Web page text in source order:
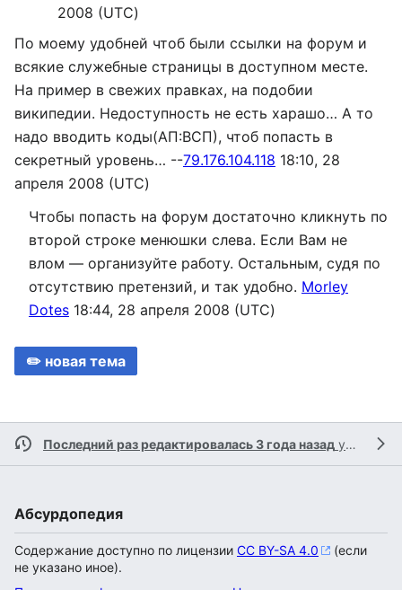
2008 (UTC)
По моему удобней чтоб были ссылки на форум и
всякие служебные страницы в доступном месте.
На пример в свежих правках, на подобии
википедии. Недоступность не есть харашо… А то
надо вводить коды(АП:ВСП), чтоб попасть в
секретный уровень… --79.176.104.118 18:10, 28
апреля 2008 (UTC)
Чтобы попасть на форум достаточно кликнуть по
второй строке менюшки слева. Если Вам не
влом — организуйте работу. Остальным, судя по
отсутствию претензий, и так удобно. Morley
Dotes 18:44, 28 апреля 2008 (UTC)
✏️ новая тема
Последний раз редактировалась 3 года назад участником
Абсурдопедия
Содержание доступно по лицензии CC BY-SA 4.0
(если
не указано иное).